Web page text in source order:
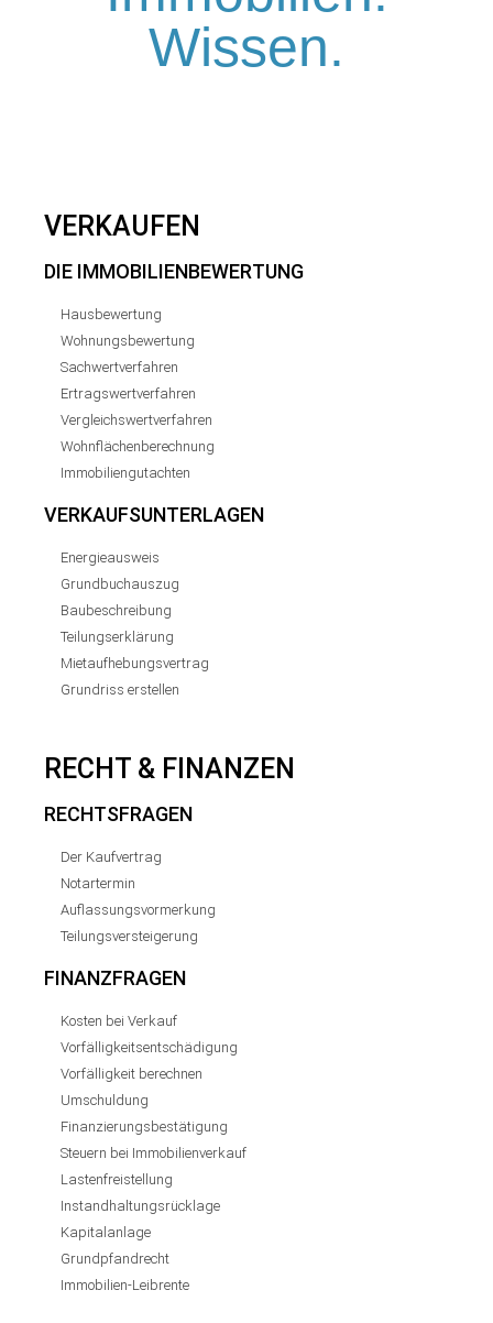
Wissen.
VERKAUFEN
DIE IMMOBILIENBEWERTUNG
Hausbewertung
Wohnungsbewertung
Sachwertverfahren
Ertragswertverfahren
Vergleichswertverfahren
Wohnflächenberechnung
Immobiliengutachten
VERKAUFSUNTERLAGEN
Energieausweis
Grundbuchauszug
Baubeschreibung
Teilungserklärung
Mietaufhebungsvertrag
Grundriss erstellen
RECHT & FINANZEN
RECHTSFRAGEN
Der Kaufvertrag
Notartermin
Auflassungsvormerkung
Teilungsversteigerung
FINANZFRAGEN
Kosten bei Verkauf
Vorfälligkeitsentschädigung
Vorfälligkeit berechnen
Umschuldung
Finanzierungsbestätigung
Steuern bei Immobilienverkauf
Lastenfreistellung
Instandhaltungsrücklage
Kapitalanlage
Grundpfandrecht
Immobilien-Leibrente